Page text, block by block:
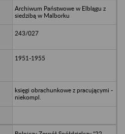
Archiwum Państwowe w Elblągu z
siedzibą w Malborku
243/027
1951-1955
księgi obrachunkowe z pracującymi -
niekompl.